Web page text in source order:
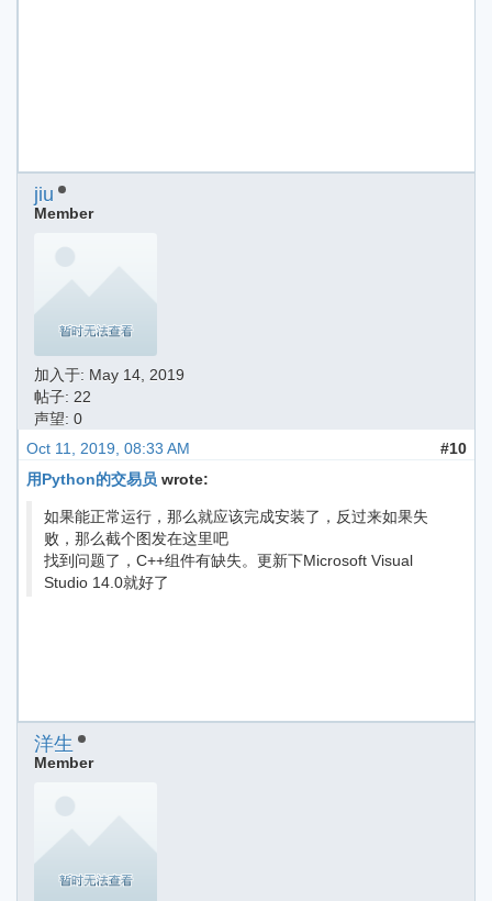
jiu
Member
加入于: May 14, 2019
帖子: 22
声望: 0
Oct 11, 2019, 08:33 AM
#10
用Python的交易员 wrote:
如果能正常运行，那么就应该完成安装了，反过来如果失
败，那么截个图发在这里吧
找到问题了，C++组件有缺失。更新下Microsoft Visual
Studio 14.0就好了
洋生
Member